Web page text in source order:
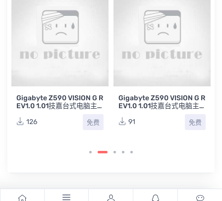
Gigabyte Z590 VISION G R
EV1.0 1.01技嘉台式电脑主
126
免费
Gigabyte Z590 VISION G R
EV1.0 1.01技嘉台式电脑主
91
免费